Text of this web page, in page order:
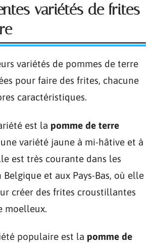
variétés de frites
variétés de pommes de terre
pour faire des frites, chacune
caractéristiques.
est la pomme de terre
variété jaune à mi-hâtive et à
est très courante dans les
et aux Pays-Bas, où elle
créer des frites croustillantes
moelleux.
populaire est la pomme de